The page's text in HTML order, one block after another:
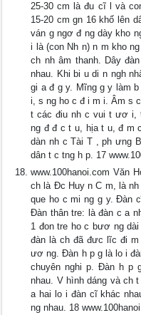
25-30 cm là đu cĩ l và
15-20 cm gn 16 khố lên
ván g ngơ đ ng dày kho
i là (con Nh n) n m kho
ch nh âm thanh. Dây
nhau. Khi bi u di n ngh
gi a đ g y. Mĩng g y làm
i, s ng ho c đ i m i. Âm s
t các điu nh c vui t ươ i,
ng đ đ c t u, hịa t u, đ m
dàn nh c Tài T , ph ưng
dân t c tng h p. 17
www.100hanoi.com Văn
ch là Đc Huy n C m, là
que ho c mi ng g y. Đàn
Đàn thân tre: là đàn c a
1 đon tre ho c bươ ng
đàn là ch đã đưc lĩc đi
ươ ng. Đàn h p g là lo i
chuyên nghi p. Đàn h p
nhau. V hình dáng và ch
a hai lo i đàn cĩ khác
ng nhau. 18